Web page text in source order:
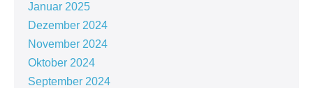
Januar 2025
Dezember 2024
November 2024
Oktober 2024
September 2024